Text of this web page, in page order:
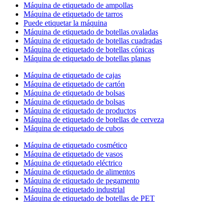
Máquina de etiquetado de ampollas
Máquina de etiquetado de tarros
Puede etiquetar la máquina
Máquina de etiquetado de botellas ovaladas
Máquina de etiquetado de botellas cuadradas
Máquina de etiquetado de botellas cónicas
Máquina de etiquetado de botellas planas
Máquina de etiquetado de cajas
Máquina de etiquetado de cartón
Máquina de etiquetado de bolsas
Máquina de etiquetado de bolsas
Máquina de etiquetado de productos
Máquina de etiquetado de botellas de cerveza
Máquina de etiquetado de cubos
Máquina de etiquetado cosmético
Máquina de etiquetado de vasos
Máquina de etiquetado eléctrico
Máquina de etiquetado de alimentos
Máquina de etiquetado de pegamento
Máquina de etiquetado industrial
Máquina de etiquetado de botellas de PET